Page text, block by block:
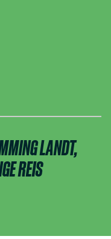
LANDT,
REIS